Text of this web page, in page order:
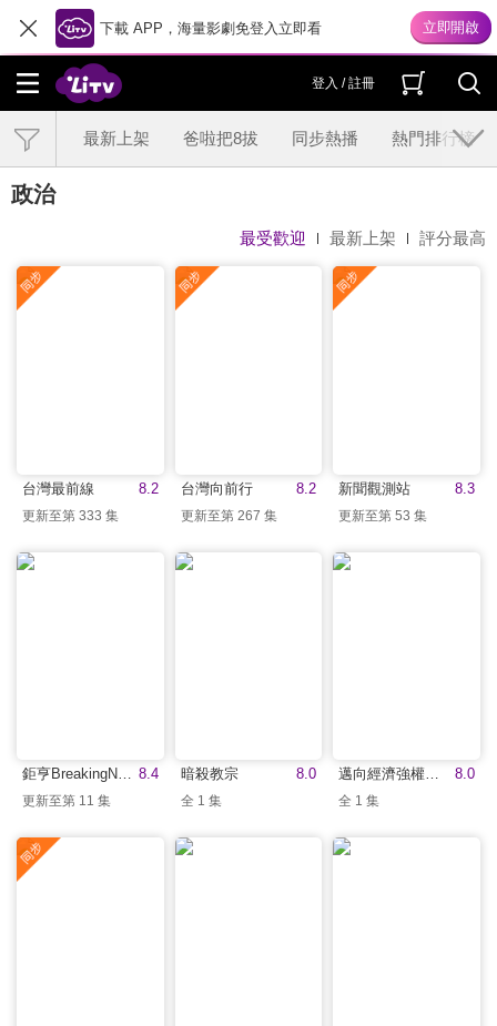
下載 APP，海量影劇免登入立即看
登入 / 註冊
最新上架 爸啦把8拔 同步熱播 熱門排行榜
政治
最受歡迎 最新上架 評分最高
8.2
台灣最前線
更新至第 333 集
8.2
台灣向前行
更新至第 267 集
8.3
新聞觀測站
更新至第 53 集
8.4
鉅亨BreakingNews
更新至第 11 集
8.0
暗殺教宗
全 1 集
8.0
邁向經濟強權的中國
全 1 集